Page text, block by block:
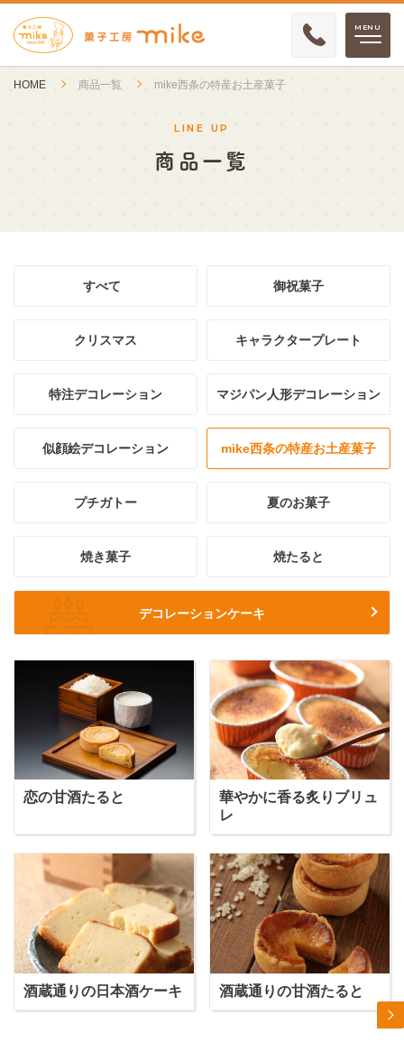
HOME 商品一覧 mike西条の特産お土産菓子
LINE UP
商品一覧
すべて 御祝菓子
クリスマス キャラクタープレート
特注デコレーション マジパン人形デコレーション
似顔絵デコレーション mike西条の特産お土産菓子
プチガトー 夏のお菓子
焼き菓子 焼たると
デコレーションケーキ
恋の甘酒たると
華やかに香る炙りブリュ
レ
酒蔵通りの日本酒ケーキ 酒蔵通りの甘酒たると